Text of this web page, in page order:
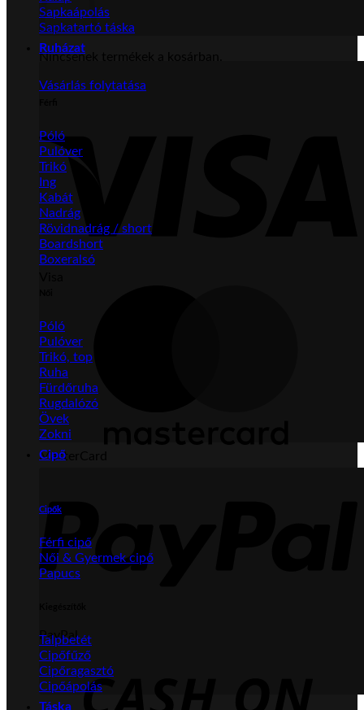
Nincsenek termékek a kosárban.
Vásárlás folytatása
MasterCard
PayPal
Sapkaápolás
Sapkatartó táska
Ruházat
Póló
Pulóver
Trikó
Ing
Kabát
Nadrág
Rövidnadrág / short
Boardshort
Boxeralsó
Póló
Pulóver
Trikó, top
Ruha
Fürdőruha
Rugdalózó
Övek
Zokni
Cipő
Cipők
Férfi cipő
Női & Gyermek cipő
Papucs
Talpbetét
Cipőfűző
Cipőragasztó
Cipőápolás
Táska